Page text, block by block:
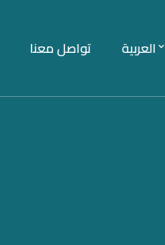
تواصل معنا العربية